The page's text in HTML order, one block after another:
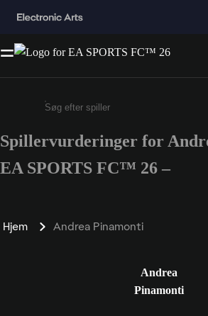
Enter a minimum of 3
Spillervurderinger for
EA SPORTS FC™ 26 –
Hjem Andrea Pinamonti
Andrea
Pinamonti